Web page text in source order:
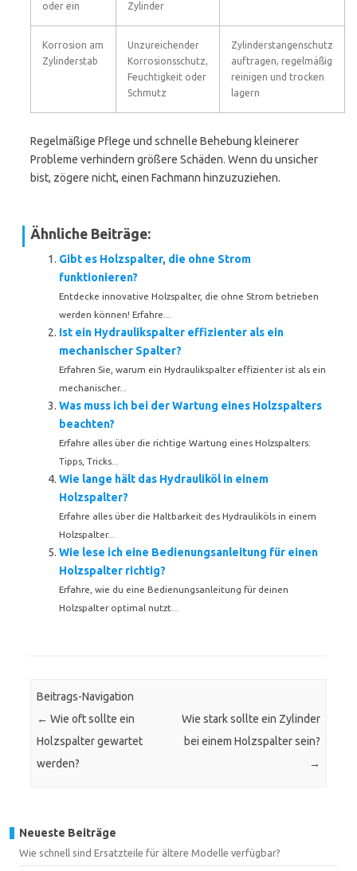
oder ein
Zylinder
Korrosion am
Zylinderstab
Unzureichender
Korrosionsschutz,
Feuchtigkeit oder
Schmutz
Zylinderstangenschutz
auftragen, regelmäßig
reinigen und trocken
lagern
Regelmäßige Pflege und schnelle Behebung kleinerer
Probleme verhindern größere Schäden. Wenn du unsicher
bist, zögere nicht, einen Fachmann hinzuzuziehen.
Ähnliche Beiträge:
Gibt es Holzspalter, die ohne Strom
funktionieren?
Entdecke innovative Holzspalter, die ohne Strom betrieben
werden können! Erfahre...
Ist ein Hydraulikspalter effizienter als ein
mechanischer Spalter?
Erfahren Sie, warum ein Hydraulikspalter effizienter ist als ein
mechanischer...
Was muss ich bei der Wartung eines Holzspalters
beachten?
Erfahre alles über die richtige Wartung eines Holzspalters:
Tipps, Tricks...
Wie lange hält das Hydrauliköl in einem
Holzspalter?
Erfahre alles über die Haltbarkeit des Hydrauliköls in einem
Holzspalter...
Wie lese ich eine Bedienungsanleitung für einen
Holzspalter richtig?
Erfahre, wie du eine Bedienungsanleitung für deinen
Holzspalter optimal nutzt...
Beitrags-Navigation
← Wie oft sollte ein
Holzspalter gewartet
werden?
Wie stark sollte ein Zylinder
bei einem Holzspalter sein?
→
Neueste Beiträge
Wie schnell sind Ersatzteile für ältere Modelle verfügbar?